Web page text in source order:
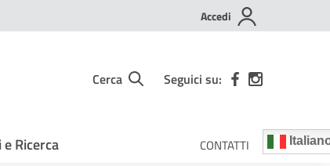
Accedi
Cerca Seguici su:
Ricerca CONTATTI